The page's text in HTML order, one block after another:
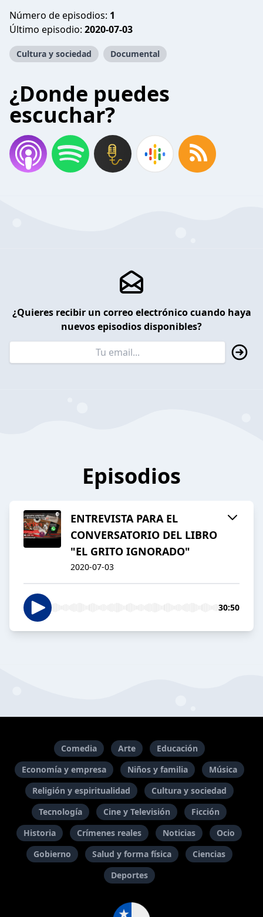
Número de episodios: 1
Último episodio: 2020-07-03
Cultura y sociedad Documental
¿Donde puedes
escuchar?
¿Quieres recibir un correo electrónico cuando haya
nuevos episodios disponibles?
Episodios
ENTREVISTA PARA EL
CONVERSATORIO DEL LIBRO
"EL GRITO IGNORADO"
2020-07-03
30:50
Comedia Arte
Educación
Economía y empresa
Niños y familia
Música
Religión y espiritualidad
Cultura y sociedad
Tecnología
Cine y Televisión
Ficción
Historia
Crímenes reales Noticias
Ocio
Gobierno
Salud y forma física
Ciencias
Deportes